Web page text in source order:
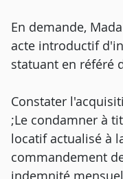
En demande,
acte introductif
statuant en référé
Constater
;Le condamner à
locatif actualisé à
commandement
indemnité